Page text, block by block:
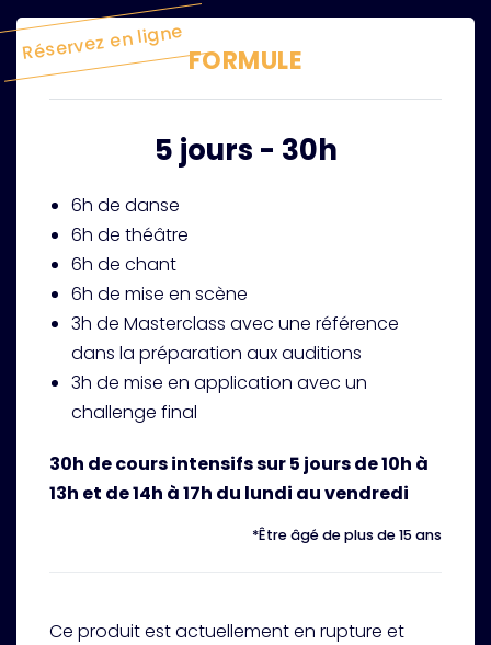
Réservez en ligneFORMULE
5 jours - 30h
6h de danse
6h de théâtre
6h de chant
6h de mise en scène
3h de Masterclass avec une référence
dans la préparation aux auditions
3h de mise en application avec un
challenge final
30h de cours intensifs sur 5 jours de 10h à
13h et de 14h à 17h du lundi au vendredi
*Être âgé de plus de 15 ans
Ce produit est actuellement en rupture et